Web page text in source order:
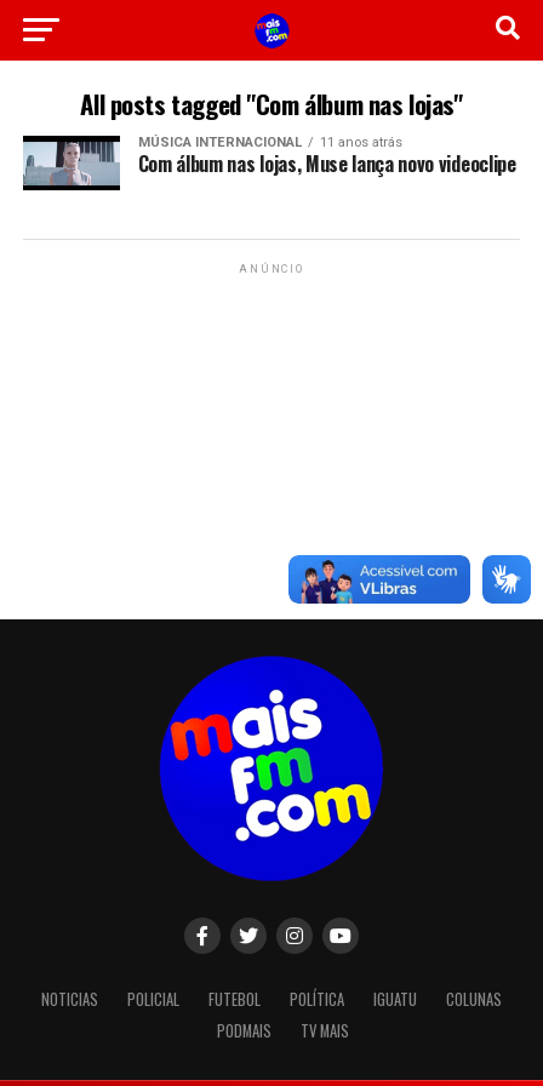
All posts tagged "Com álbum nas lojas"
MÚSICA INTERNACIONAL 11 anos atrás
Com álbum nas lojas, Muse lança novo videoclipe
ANÚNCIO
NOTICIAS POLICIAL FUTEBOL POLÍTICA IGUATU
COLUNAS
PODMAIS
TV MAIS